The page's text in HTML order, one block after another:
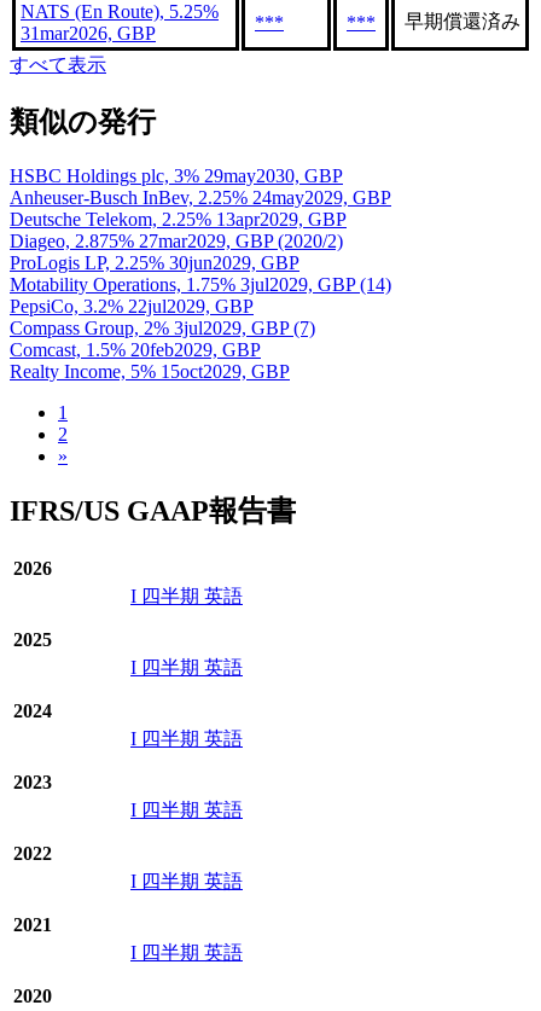
NATS (En Route), 5.25%
31mar2026, GBP
*** *** 早期償還済み
すべて表示
類似の発行
HSBC Holdings plc, 3% 29may2030, GBP
Anheuser-Busch InBev, 2.25% 24may2029, GBP
Deutsche Telekom, 2.25% 13apr2029, GBP
Diageo, 2.875% 27mar2029, GBP (2020/2)
ProLogis LP, 2.25% 30jun2029, GBP
Motability Operations, 1.75% 3jul2029, GBP (14)
PepsiCo, 3.2% 22jul2029, GBP
Compass Group, 2% 3jul2029, GBP (7)
Comcast, 1.5% 20feb2029, GBP
Realty Income, 5% 15oct2029, GBP
1
2
»
IFRS/US GAAP報告書
2026
I 四半期 英語
2025
I 四半期 英語
2024
I 四半期 英語
2023
I 四半期 英語
2022
I 四半期 英語
2021
I 四半期 英語
2020